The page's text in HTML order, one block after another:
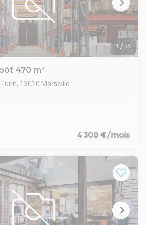
enseignes automobiles et activités
une surface totale de 577 m², répartie
chaussée et 107 m² à l'étage. Avec
de 4,50 m et la possibilité
besoins, le local permet d'envisager
Travaux à prévoir.
plus d'informations et organiser une
1 / 13
470 m²
13010 Marseille
d'activités Marseille 13010
de l'autoroute Est, au cœur du 10ᵉ
nous vous proposons un local
offre des volumes fonctionnels
artisanales, de stockage, de logistique
m²
80 m²
4 308 €/mois